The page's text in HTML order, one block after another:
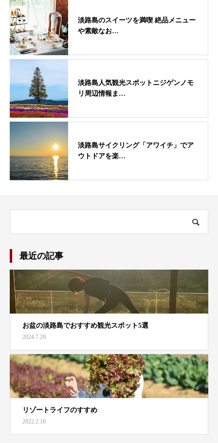
淡路島のスイーツを満喫 絶品メニュー
や素敵なお…
淡路島人気観光スポットニジゲンノモ
リ周辺情報ま…
淡路島サイクリング「アワイチ」でア
ウトドアを楽…
最近の記事
お盆の淡路島でおすすめ観光スポット5選
2024.7.29
リゾートライフのすすめ
2022.2.18